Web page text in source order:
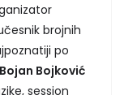
brojnih
po
Bojan Bojković
session